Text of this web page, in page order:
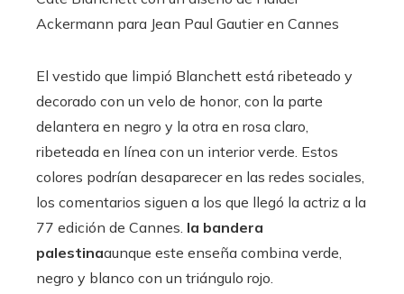
Ackermann para Jean Paul Gautier en Cannes
El vestido que limpió Blanchett está ribeteado y
decorado con un velo de honor, con la parte
delantera en negro y la otra en rosa claro,
ribeteada en línea con un interior verde. Estos
colores podrían desaparecer en las redes sociales,
los comentarios siguen a los que llegó la actriz a la
77 edición de Cannes. la bandera
palestinaaunque este enseña combina verde,
negro y blanco con un triángulo rojo.